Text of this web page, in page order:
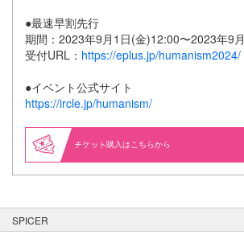
●最速早割先行
期間：2023年9月1日(金)12:00〜2023年9
受付URL： https://eplus.jp/humanism2024/
●イベント公式サイト
https://ircle.jp/humanism/
購入はこちらから
SPICER